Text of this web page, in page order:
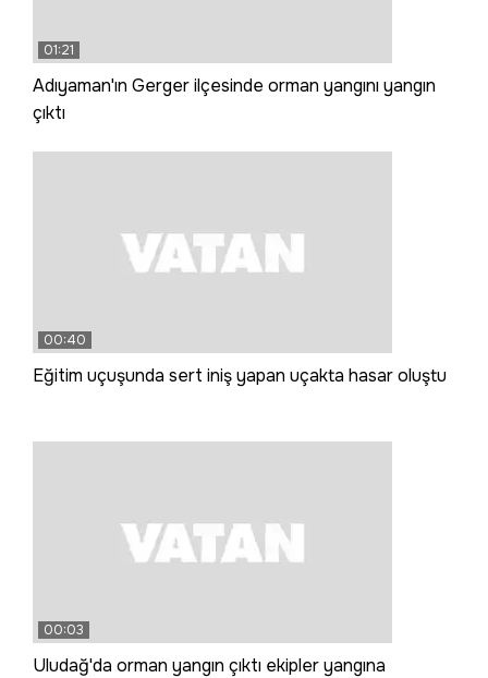
01:21
Adıyaman'ın Gerger ilçesinde orman yangını yangın
çıktı
00:40
Eğitim uçuşunda sert iniş yapan uçakta hasar oluştu
00:03
Uludağ'da orman yangın çıktı ekipler yangına